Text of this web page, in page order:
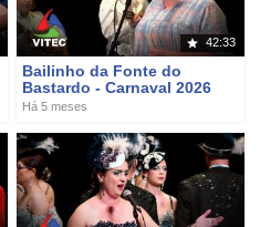
42:33
Bailinho da Fonte do
Bastardo - Carnaval 2026
Há 5 meses